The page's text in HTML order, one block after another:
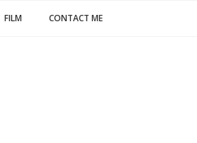
FILM CONTACT ME